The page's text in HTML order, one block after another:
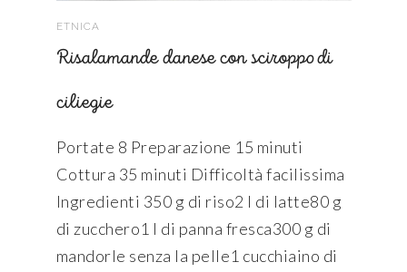
ETNICA
Risalamande danese con sciroppo di
ciliegie
Portate 8 Preparazione 15 minuti
Cottura 35 minuti Difficoltà facilissima
Ingredienti 350 g di riso2 l di latte80 g
di zucchero1 l di panna fresca300 g di
mandorle senza la pelle1 cucchiaino di